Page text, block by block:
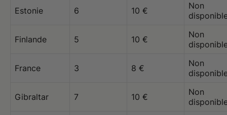
Estonie 6 10 €
Non
Finlande 5 10 €
Non
France 3 8 €
Non
Gibraltar 7 10 €
Non